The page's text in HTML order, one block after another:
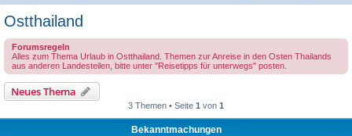
Ostthailand
Forumsregeln
Alles zum Thema Urlaub in Ostthailand. Themen zur Anreise in den Osten Thailands
aus anderen Landesteilen, bitte unter "Reisetipps für unterwegs" posten.
Neues Thema
3 Themen • Seite 1 von 1
Bekanntmachungen